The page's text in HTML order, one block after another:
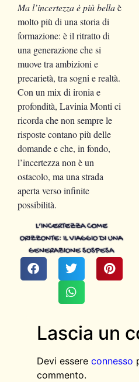
L’INCERTEZZA COME
ORIZZONTE: IL VIAGGIO DI UNA
GENERAZIONE SOSPESA
Ma l’incertezza è più bellaè
molto più di una storia di
formazione: è il ritratto di
una generazione che si
muove tra ambizioni e
precarietà, tra sogni e realtà.
Con un mix di ironia e
profondità, Lavinia Monti ci
ricorda che non sempre le
risposte contano più delle
domande e che, in fondo,
l’incertezza non è un
ostacolo, ma una strada
aperta verso infinite
possibilità.
Lascia un
Devi essere connesso
commento.